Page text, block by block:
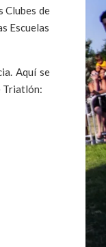
Clubes de
Escuelas
Aquí se
Triatlón: